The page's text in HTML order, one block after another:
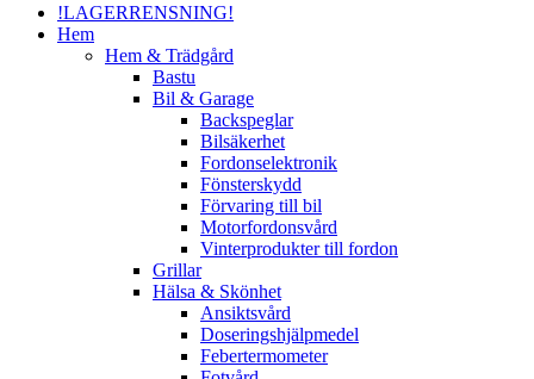
!LAGERRENSNING!
Hem
Hem & Trädgård
Bastu
Bil & Garage
Backspeglar
Bilsäkerhet
Fordonselektronik
Fönsterskydd
Förvaring till bil
Motorfordonsvård
Vinterprodukter till fordon
Grillar
Hälsa & Skönhet
Ansiktsvård
Doseringshjälpmedel
Febertermometer